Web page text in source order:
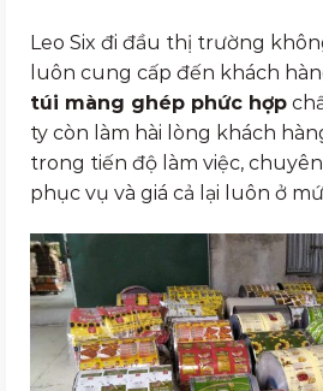
Leo Six đi đầu thị trường
luôn cung cấp đến khách
túi màng ghép phức hợp
ty còn làm hài lòng khách
trong tiến độ làm việc,
phục vụ và giá cả lại luôn ở